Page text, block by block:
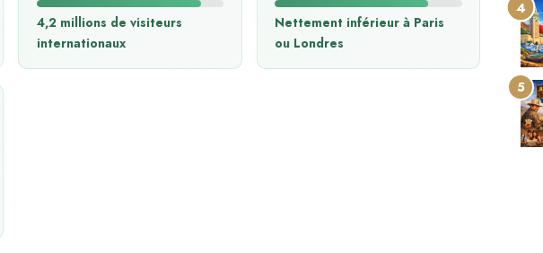
4,2 millions de visiteurs
internationaux
Nettement inférieur à Paris
ou Londres